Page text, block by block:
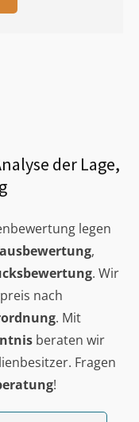
der Lage,
legen
,
. Wir
nach
. Mit
beraten wir
Fragen
!